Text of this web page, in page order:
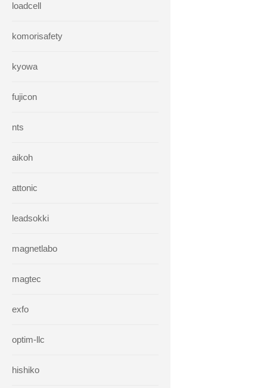
loadcell
komorisafety
kyowa
fujicon
nts
aikoh
attonic
leadsokki
magnetlabo
magtec
exfo
optim-llc
hishiko